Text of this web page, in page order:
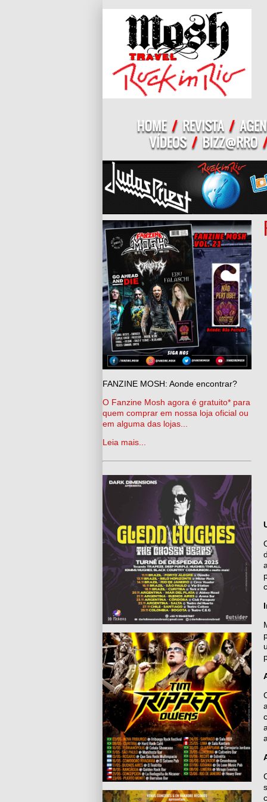
FANZINE MOSH: Aonde encontrar?
O Fanzine Mosh agora é gratuito* para
quem comprar em nossa loja oficial ou
em alguma das lojas...
Leia mais...